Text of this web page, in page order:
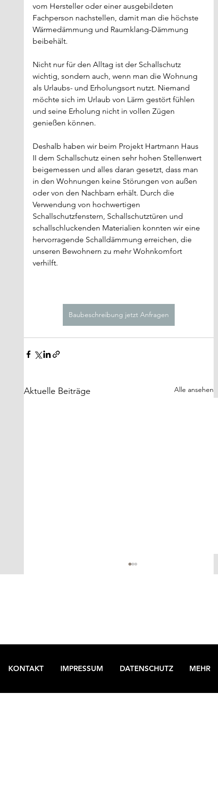
vom Hersteller oder einer ausgebildeten
Fachperson nachstellen, damit man die höchste
Wärmedämmung und Raumklang-Dämmung
beibehält.
Nicht nur für den Alltag ist der Schallschutz
wichtig, sondern auch, wenn man die Wohnung
als Urlaubs- und Erholungsort nutzt. Niemand
möchte sich im Urlaub von Lärm gestört fühlen
und seine Erholung nicht in vollen Zügen
genießen können.
Deshalb haben wir beim Projekt Hartmann Haus
II dem Schallschutz einen sehr hohen Stellenwert
beigemessen und alles daran gesetzt, dass man
in den Wohnungen keine Störungen von außen
oder von den Nachbarn erhält. Durch die
Verwendung von hochwertigen
Schallschutzfenstern, Schallschutztüren und
schallschluckenden Materialien konnten wir eine
hervorragende Schalldämmung erreichen, die
unseren Bewohnern zu mehr Wohnkomfort
verhilft.
Baubeschreibung jetzt Anfragen
Aktuelle Beiträge Alle ansehen
KONTAKT IMPRESSUM DATENSCHUTZ MEHR